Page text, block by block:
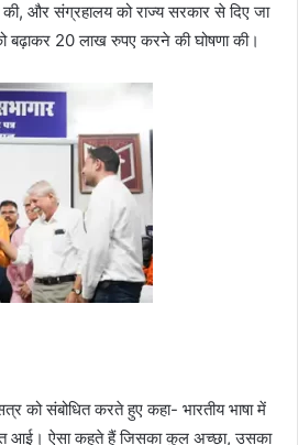
की, और संग्रहालय को राज्य सरकार से दिए जा
20 लाख रुपए करने की घोषणा की।
को संबोधित करते हुए कहा- भारतीय भाषा में
आई। ऐसा कहते हैं जिसका कुल अच्छा, उसका